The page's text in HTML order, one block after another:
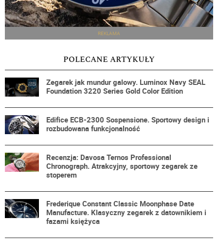
REKLAMA
POLECANE ARTYKUŁY
Zegarek jak mundur galowy. Luminox Navy SEAL
Foundation 3220 Series Gold Color Edition
Edifice ECB-2300 Sospensione. Sportowy design i
rozbudowana funkcjonalność
Recenzja: Davosa Ternos Professional
Chronograph. Atrakcyjny, sportowy zegarek ze
stoperem
Frederique Constant Classic Moonphase Date
Manufacture. Klasyczny zegarek z datownikiem i
fazami księżyca